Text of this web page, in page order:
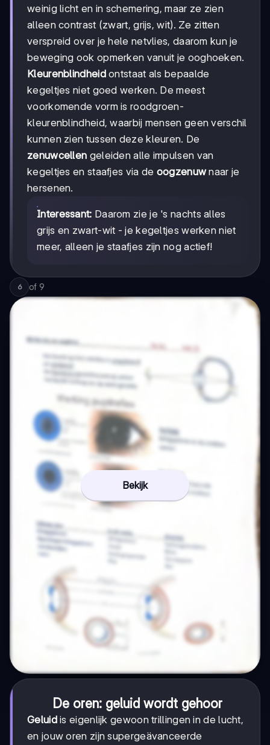
weinig licht en in schemering, maar ze zien
alleen contrast (zwart, grijs, wit). Ze zitten
verspreid over je hele netvlies, daarom kun je
beweging ook opmerken vanuit je ooghoeken.
Kleurenblindheidontstaat als bepaalde
kegeltjes niet goed werken. De meest
voorkomende vorm is roodgroen-
kleurenblindheid, waarbij mensen geen verschil
kunnen zien tussen deze kleuren. De
zenuwcellen geleiden alle impulsen van
kegeltjes en staafjes via de oogzenuwnaar je
hersenen.
Interessant: Daarom zie je 's nachts alles
grijs en zwart-wit - je kegeltjes werken niet
meer, alleen je staafjes zijn nog actief!
6 of 9
Bekijk
De oren: geluid wordt gehoor
Geluidis eigenlijk gewoon trillingen in de lucht,
en jouw oren zijn supergeävanceerde